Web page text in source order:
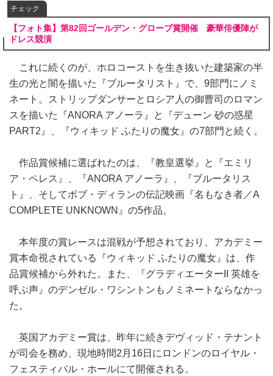
チェック
【フォト集】第82回ゴールデン・グローブ賞開催 豪華俳優陣が
ドレス競演
これに続くのが、ホロコーストを生き抜いた建築家の半
生の光と闇を描いた『ブルータリスト』で、9部門にノミ
ネート。ストリップダンサーとロシア人の御曹司のロマン
スを描いた『ANORA アノーラ』と『デューン 砂の惑星
PART2』、『ウィキッド ふたりの魔女』の7部門と続く。
作品賞候補に選ばれたのは、『教皇選挙』と『エミリ
ア・ペレス』、『ANORA アノーラ』、『ブルータリス
ト』、そしてボブ・ディランの伝記映画『名もなき者／A
COMPLETE UNKNOWN』の5作品。
本年度の賞レースは混戦が予想されており、アカデミー
賞本命視されている『ウィキッド ふたりの魔女』は、作
品賞候補から外れた。また、『グラディエーターII 英雄を
呼ぶ声』のデンゼル・ワシントンもノミネートならなかっ
た。
英国アカデミー賞は、昨年に続きデヴィッド・テナント
が司会を務め、現地時間2月16日にロンドンのロイヤル・
フェスティバル・ホールにて開催される。